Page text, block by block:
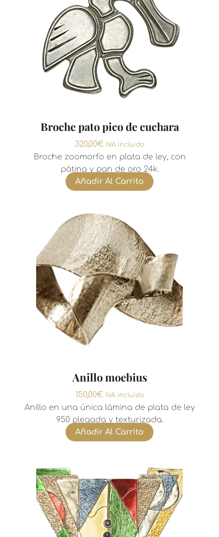
Broche pato pico de cuchara
320,00€ IVA incluido
Broche zoomorfo en plata de ley, con
pátina y pan de oro 24k.
Añadir Al Carrito
Anillo moebius
150,00€ IVA incluido
Anillo en una única lámina de plata de ley
950 plegada y texturizada.
Añadir Al Carrito